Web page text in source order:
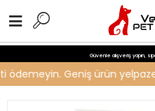
Güvenle alışveriş yapın,
ödemeyin. Geniş ürün